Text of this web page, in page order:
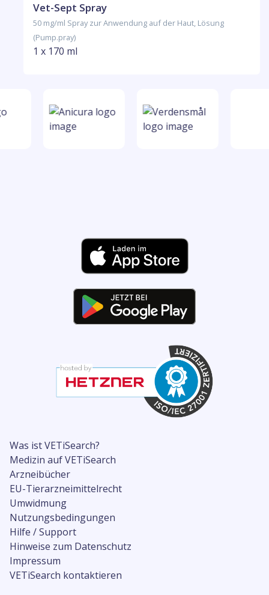
Vet-Sept Spray
50 mg/ml Spray zur Anwendung auf der Haut, Lösung
(Pump.pray)
1 x 170 ml
Was ist VETiSearch?
Medizin auf VETiSearch
Arzneibücher
EU-Tierarzneimittelrecht
Umwidmung
Nutzungsbedingungen
Hilfe / Support
Hinweise zum Datenschutz
Impressum
VETiSearch kontaktieren